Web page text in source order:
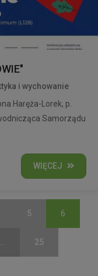
i wychowanie
Haręża-Lorek, p.
Samorządu
WIĘCEJ
5 6
25